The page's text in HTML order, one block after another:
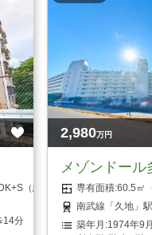
（納戸）
14分
2,980万円
メゾンドール
60.5㎡
南武線「久地」
1974年9